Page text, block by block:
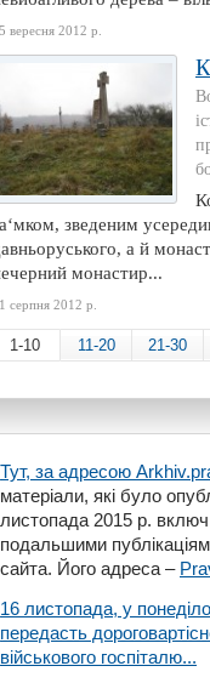
вересня 2012 р.
зведеним
а й
монастир...
серпня 2012 р.
1-10 11-20 21-30
Тут, за адресою
матеріали, які було
листопада 2015 р.
подальшими
сайта. Його адреса –
16 листопада, у
передасть
військового госпіталю...